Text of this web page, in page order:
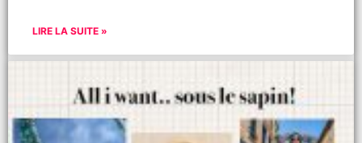
LIRE LA SUITE »